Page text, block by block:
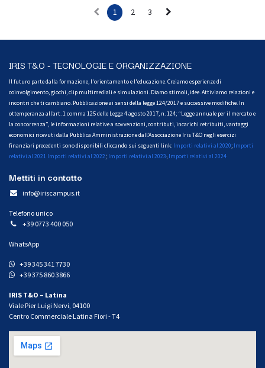
1 2 3
IRIS T&O - TECNOLOGIE E ORGANIZZAZIONE
Il futuro parte dalla formazione, l'orientamento e l'educazione. Creiamo esperienze di
coinvolgimento, giochi, clip multimediali e simulazioni. Diamo stimoli, idee. Attiviamo relazioni e
incontri che ti cambiano. Pubblicazione ai sensi della legge 124/2017 e successive modifiche. In
ottemperanza all’art. 1 comma 125 delle Legge 4 agosto 2017, n. 124; “Legge annuale per il mercato e
la concorrenza”, le informazioni relative a sovvenzioni, contributi, incarichi retribuiti, vantaggi
economici ricevuti dalla Pubblica Amministrazione dall’Associazione Iris T&O negli esercizi
finanziari precedenti sono disponibili cliccando sui seguenti link: Importi relativi al 2020; Importi
relativi al 2021 Importi relativi al 2022; Importi relativi al 2023; Importi relativi al 2024
Mettiti in contatto
info@iriscampus.it
Telefono unico
+39 0773 400 050
WhatsApp
+39 345 341 7730
+39 375 860 3866
IRIS T&O – Latina
Viale Pier Luigi Nervi, 04100
Centro Commerciale Latina Fiori - T4